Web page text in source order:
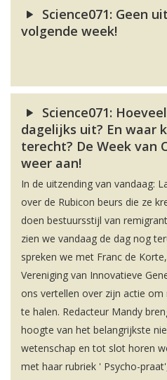
Science071: Geen
volgende week!
Science071:
dagelijks uit? En waar
terecht? De Week van
weer aan!
In de uitzending van vandaag:
over de Rubicon beurs die ze
doen bestuursstijl van
zien we vandaag de dag nog
spreken we met Franc de
Vereniging van Innovatieve
ons vertellen over zijn actie
te halen. Redacteur Mandy
hoogte van het belangrijkste
wetenschap en tot slot horen
met haar rubriek ' Psycho-